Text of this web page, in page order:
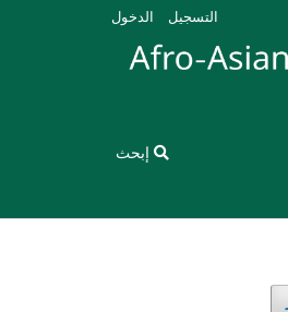
إبحث
التسجيل الدخول